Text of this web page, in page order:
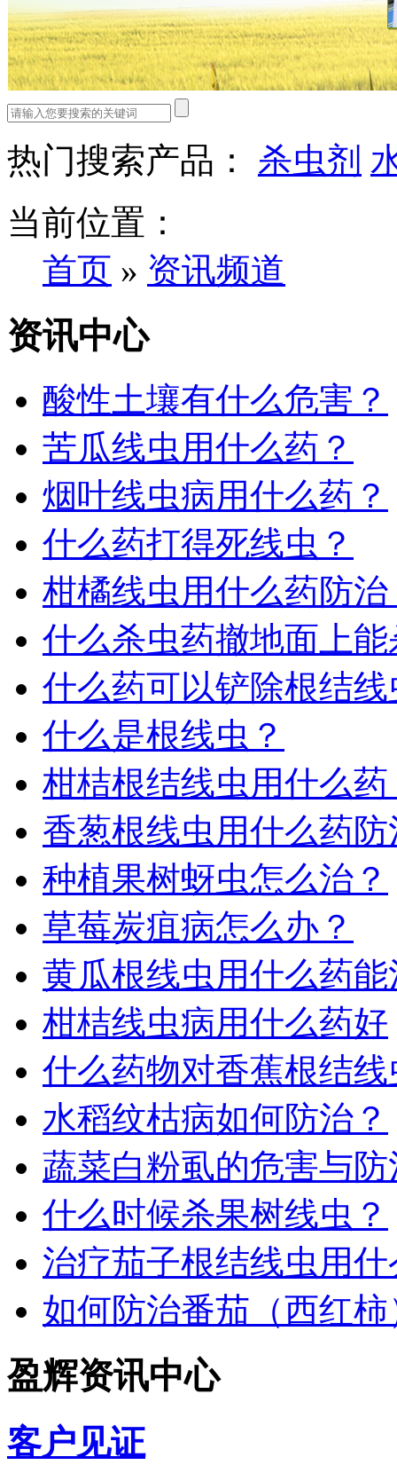
热门搜索产品： 杀虫剂
当前位置：
首页 » 资讯频道
资讯中心
酸性土壤有什么危害？
苦瓜线虫用什么药？
烟叶线虫病用什么药？
什么药打得死线虫？
柑橘线虫用什么药防治
什么杀虫药撤地面上
什么药可以铲除根结线
什么是根线虫？
柑桔根结线虫用什么药
香葱根线虫用什么药防
种植果树蚜虫怎么治？
草莓炭疽病怎么办？
黄瓜根线虫用什么药
柑桔线虫病用什么药好
什么药物对香蕉根结
水稻纹枯病如何防治？
蔬菜白粉虱的危害与
什么时候杀果树线虫？
治疗茄子根结线虫用什
如何防治番茄（西红
盈辉资讯中心
客户见证